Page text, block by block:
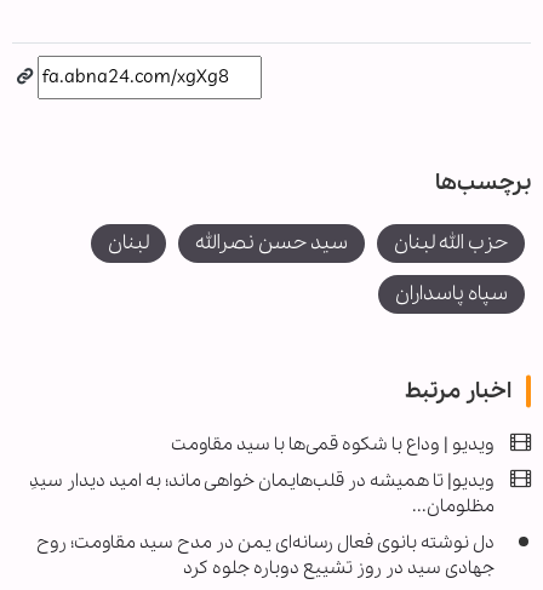
برچسب‌ها
حزب الله لبنان سید حسن نصرالله
لبنان
سپاه پاسداران
اخبار مرتبط
ویدیو | وداع با شکوه قمی‌ها با سید مقاومت
ویدیو| تا همیشه در قلب‌هایمان خواهی ماند؛ به امید دیدار سیدِ
مظلومان...
دل نوشته بانوی فعال رسانه‌ای یمن در مدح سید مقاومت؛ روح
جهادی سید در روز تشییع دوباره جلوه کرد